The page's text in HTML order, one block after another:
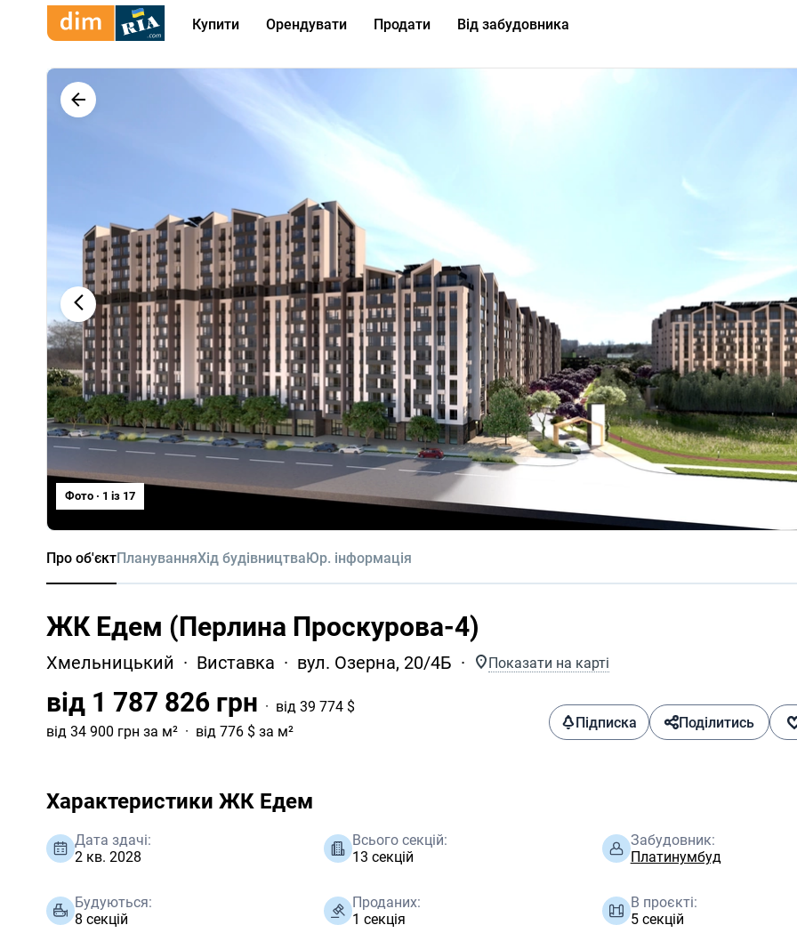
Купити Орендувати Продати Від забудовника
Фото · 1 iз 17
Про об'єктПлануванняХід будівництваЮр. інформація
ЖК Едем (Перлина Проскурова-4)
Хмельницький Виставка вул. Озерна, 20/4Б Показати на карті
від 1 787 826 грн
від 39 774 $
від 34 900 грн за м²
від 776 $ за м²
Підписка Поділитись
Характеристики ЖК Едем
Дата здачі:
2 кв. 2028
Всього секцій:
13 секцій
Забудовник:
Платинумбуд
Будуються:
8 секцій
Проданих:
1 секція
В проєкті:
5 секцій